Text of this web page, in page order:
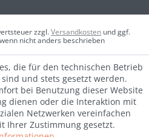
zzgl.Versandkosten und ggf.
nicht anders beschrieben
die für den technischen Betrieb
und stets gesetzt werden.
bei Benutzung dieser Website
dienen oder die Interaktion mit
Netzwerken vereinfachen
Ihrer Zustimmung gesetzt.